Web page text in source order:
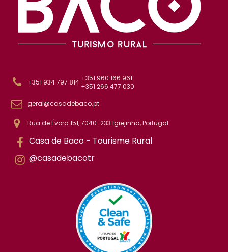
+351 934 797 814 +351 960 166 961
+351 266 477 030
geral@casadebaco.pt
Rua de Évora 151, 7040-233 Igrejinha, Portugal
Casa de Baco - Tourisme Rural
@casadebacotr